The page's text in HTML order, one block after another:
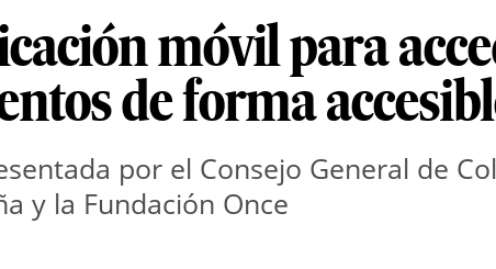
móvil para
de forma
por el Consejo General de
y la Fundación Once